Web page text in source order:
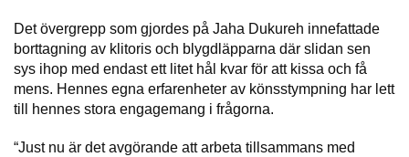
Det övergrepp som gjordes på Jaha Dukureh innefattade
borttagning av klitoris och blygdläpparna där slidan sen
sys ihop med endast ett litet hål kvar för att kissa och få
mens. Hennes egna erfarenheter av könsstympning har lett
till hennes stora engagemang i frågorna.
“Just nu är det avgörande att arbeta tillsammans med